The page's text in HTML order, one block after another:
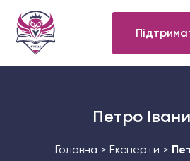
Петро
Головна > Експерти >